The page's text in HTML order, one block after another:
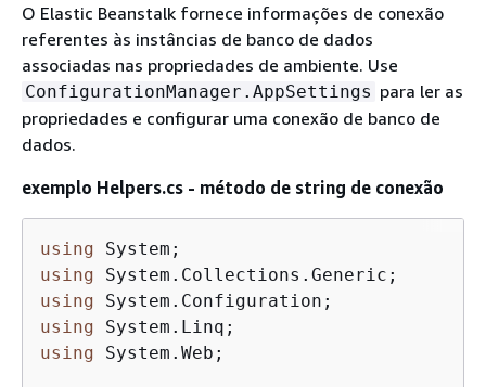
O Elastic Beanstalk fornece informações de conexão
referentes às instâncias de banco de dados
associadas nas propriedades de ambiente. Use
ConfigurationManager.AppSettings para ler as
propriedades e configurar uma conexão de banco de
dados.
exemplo Helpers.cs - método de string de conexão
using
using
using
using
using System.Web;